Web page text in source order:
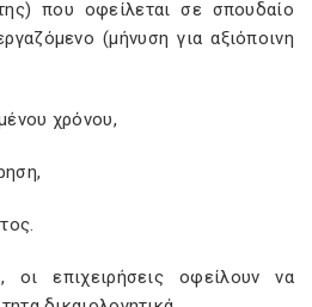
που οφείλεται σε σπουδαίο
(μήνυση για αξιόποινη
χρόνου,
επιχειρήσεις οφείλουν να